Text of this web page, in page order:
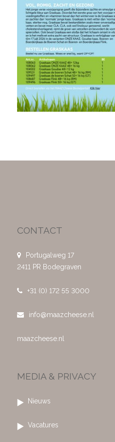
CONTACT
Portugalweg 17
2411 PR Bodegraven
+31 (0) 172 55 3000
info@maazcheese.nl
maazcheese.nl
MEDIA & PRIVACY
Nieuws
Vacatures